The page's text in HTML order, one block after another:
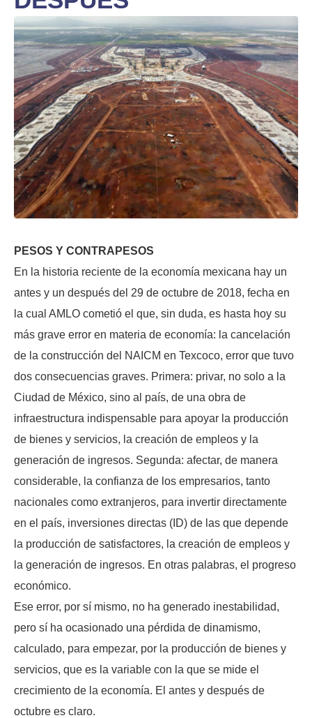
PESOS Y CONTRAPESOS
En la historia reciente de la economía mexicana hay un
antes y un después del 29 de octubre de 2018, fecha en
la cual AMLO cometió el que, sin duda, es hasta hoy su
más grave error en materia de economía: la cancelación
de la construcción del NAICM en Texcoco, error que tuvo
dos consecuencias graves. Primera: privar, no solo a la
Ciudad de México, sino al país, de una obra de
infraestructura indispensable para apoyar la producción
de bienes y servicios, la creación de empleos y la
generación de ingresos. Segunda: afectar, de manera
considerable, la confianza de los empresarios, tanto
nacionales como extranjeros, para invertir directamente
en el país, inversiones directas (ID) de las que depende
la producción de satisfactores, la creación de empleos y
la generación de ingresos. En otras palabras, el progreso
económico.
Ese error, por sí mismo, no ha generado inestabilidad,
pero sí ha ocasionado una pérdida de dinamismo,
calculado, para empezar, por la producción de bienes y
servicios, que es la variable con la que se mide el
crecimiento de la economía. El antes y después de
octubre es claro.